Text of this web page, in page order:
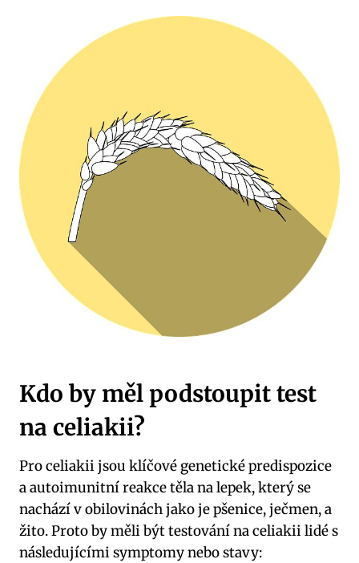
Kdo by měl podstoupit test
na celiakii?
Pro celiakii jsou klíčové genetické predispozice
a autoimunitní reakce těla na lepek, který se
nachází v obilovinách jako je pšenice, ječmen, a
žito. Proto by měli být testování na celiakii lidé s
následujícími symptomy nebo stavy: